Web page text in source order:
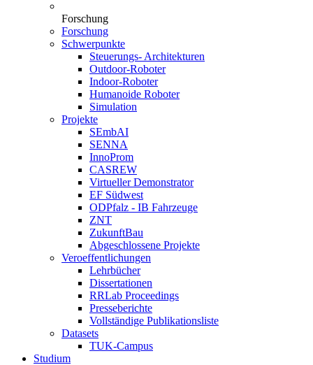
Forschung
Forschung
Schwerpunkte
Steuerungs- Architekturen
Outdoor-Roboter
Indoor-Roboter
Humanoide Roboter
Simulation
Projekte
SEmbAI
SENNA
InnoProm
CASREW
Virtueller Demonstrator
EF Südwest
ODPfalz - IB Fahrzeuge
ZNT
ZukunftBau
Abgeschlossene Projekte
Veroeffentlichungen
Lehrbücher
Dissertationen
RRLab Proceedings
Presseberichte
Vollständige Publikationsliste
Datasets
TUK-Campus
Studium